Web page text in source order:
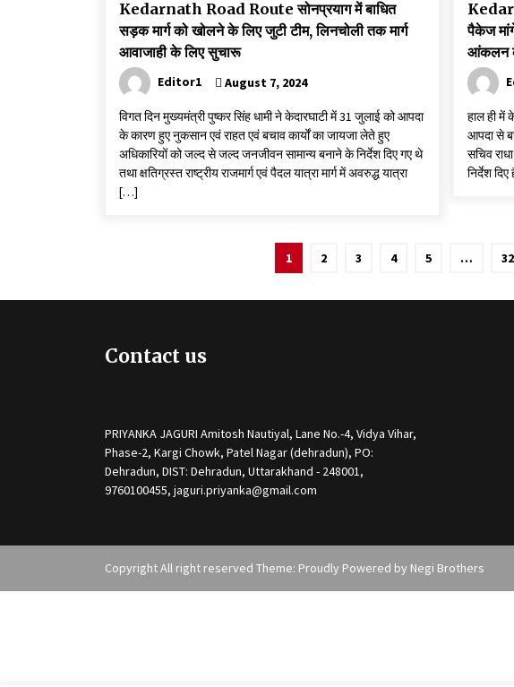
Kedarnath Road Route सोनप्रयाग में बाधित
सड़क मार्ग को खोलने के लिए जुटी टीम, लिनचोली तक मार्ग
आवाजाही के लिए सुचारू
Editor1 August 7, 2024
विगत दिन मुख्यमंत्री पुष्कर सिंह धामी ने केदारघाटी में 31 जुलाई को आपदा
के कारण हुए नुकसान एवं राहत एवं बचाव कार्यों का जायजा लेते हुए
अधिकारियों को जल्द से जल्द जनजीवन सामान्य बनाने के निर्देश दिए गए थे
तथा क्षतिग्रस्त राष्ट्रीय राजमार्ग एवं पैदल यात्रा मार्ग में अवरुद्ध यात्रा
[…]
पैकेज
आंकलन के
हाल ही में
आपदा से
सचिव
निर्देश
1 2 3 4 5 … 32
Contact us
PRIYANKA JAGURI Amitosh Nautiyal, Lane No.-4, Vidya Vihar,
Phase-2, Kargi Chowk, Patel Nagar (dehradun), PO:
Dehradun, DIST: Dehradun, Uttarakhand - 248001,
9760100455, jaguri.priyanka@gmail.com
Copyright All right reserved Theme: Proudly Powered by Negi Brothers